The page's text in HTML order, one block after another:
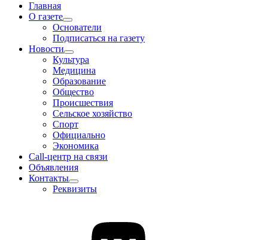
Главная
О газете
Основатели
Подписаться на газету
Новости
Культура
Медицина
Образование
Общество
Происшествия
Сельское хозяйство
Спорт
Официально
Экономика
Call-центр на связи
Объявления
Контакты
Реквизиты